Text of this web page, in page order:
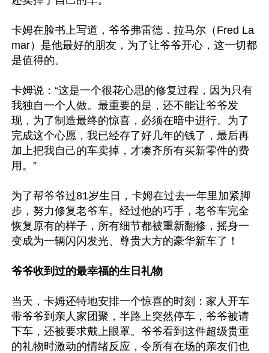
卡姆在脸书上写道，爷爷弗雷德．拉马尔（Fred La
mar）是他最好的朋友，为了让爷爷开心，这一切都
是值得的。
卡姆说：“这是一个很花心思的修复过程，因为只有
我独自一个人做。最重要的是，还不能让爷爷发
现，为了制造最终的惊喜，必须在暗中进行。为了
完成这个心愿，我已经存了好几年的钱了，最后再
加上把我自己的车卖掉，才凑齐所有买新零件的费
用。”
为了帮爷爷过81岁生日，卡姆在过去一年里加紧脚
步，努力修复老爷车。经过他的巧手，老爷车完全
恢复原有的样子，所有细节都被重新翻修，摇身一
变成为一辆闪闪发光、尊贵大方的豪华新车了！
爷爷收到过的最幸福的生日礼物
当天，卡姆还特地安排一个惊喜的时刻：家人开车
带爷爷到亲人家团聚，半路上突然停车，爷爷被请
下车，还被要求戴上眼罩。爷爷看到这件超级贵重
的礼物时激动的情绪反应，令所有在场的亲友们也